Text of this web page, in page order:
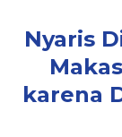
Nyaris
karena